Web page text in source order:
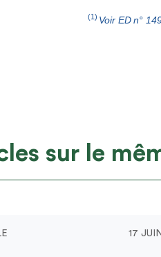
(1) Voir ED n°
sur le
17